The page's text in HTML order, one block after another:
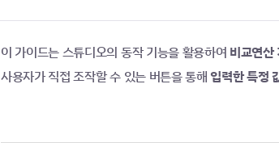
이 가이드는 스튜디오의 동작 기능을 활용하여 비교연산
사용자가 직접 조작할 수 있는 버튼을 통해 입력한 특정